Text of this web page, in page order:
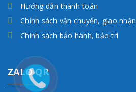
Hướng dẫn thanh toán
Chính sách vận chuyển, giao nhận
Chính sách bảo hành, bảo trì
ZALO QR